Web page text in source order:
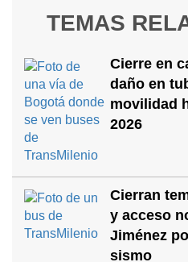
TEMAS
Cierre en
daño en
movilidad
2026
Cierran
y acceso
Jiménez
sismo